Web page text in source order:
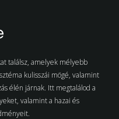
találsz, amelyek mélyebb
kulisszái mögé, valamint
élén járnak. Itt megtalálod a
valamint a hazai és